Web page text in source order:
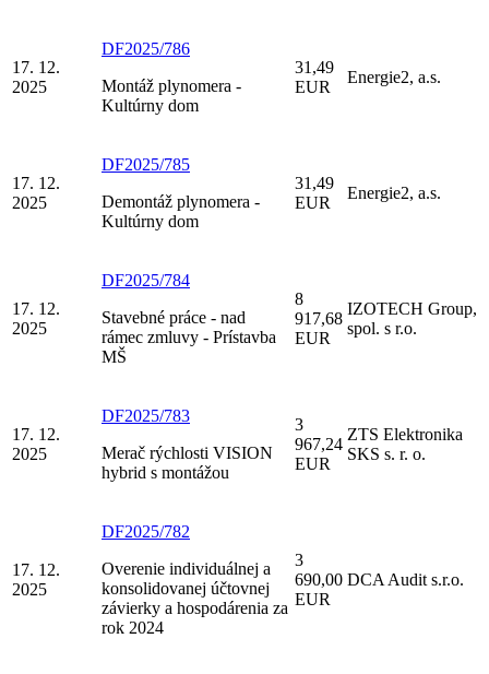
17. 12.
2025
DF2025/786
Montáž plynomera -
Kultúrny dom
31,49
EUR
Energie2, a.s.
17. 12.
2025
DF2025/785
Demontáž plynomera -
Kultúrny dom
31,49
EUR
Energie2, a.s.
17. 12.
2025
DF2025/784
Stavebné práce - nad
rámec zmluvy - Prístavba
MŠ
8
917,68
EUR
IZOTECH Group,
spol. s r.o.
17. 12.
2025
DF2025/783
Merač rýchlosti VISION
hybrid s montážou
3
967,24
EUR
ZTS Elektronika
SKS s. r. o.
17. 12.
2025
DF2025/782
Overenie individuálnej a
konsolidovanej účtovnej
závierky a hospodárenia za
rok 2024
3
690,00
EUR
DCA Audit s.r.o.